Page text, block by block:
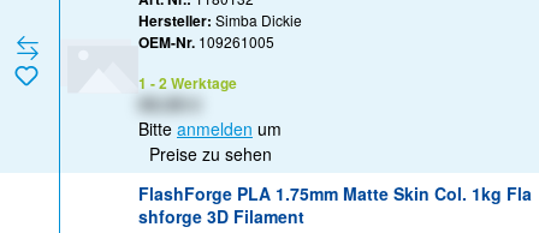
Hersteller: Simba Dickie
OEM-Nr. 109261005
1 - 2 Werktage
Bitte anmelden um
Preise zu sehen
FlashForge PLA 1.75mm Matte Skin Col. 1kg Fla
shforge 3D Filament